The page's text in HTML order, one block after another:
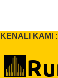
KENALI KAMI :